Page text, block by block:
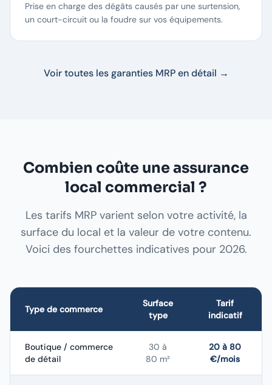
Prise en charge des dégâts causés par une surtension,
un court-circuit ou la foudre sur vos équipements.
Voir toutes les garanties MRP en détail →
Combien coûte une assurance
local commercial ?
Les tarifs MRP varient selon votre activité, la
surface du local et la valeur de votre contenu.
Voici des fourchettes indicatives pour 2026.
Type de commerce
Surface
type
Tarif
indicatif
Boutique / commerce
de détail
30 à
80 m²
20 à 80
€/mois